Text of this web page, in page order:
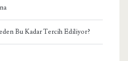
Bu Kadar Tercih Ediliyor?